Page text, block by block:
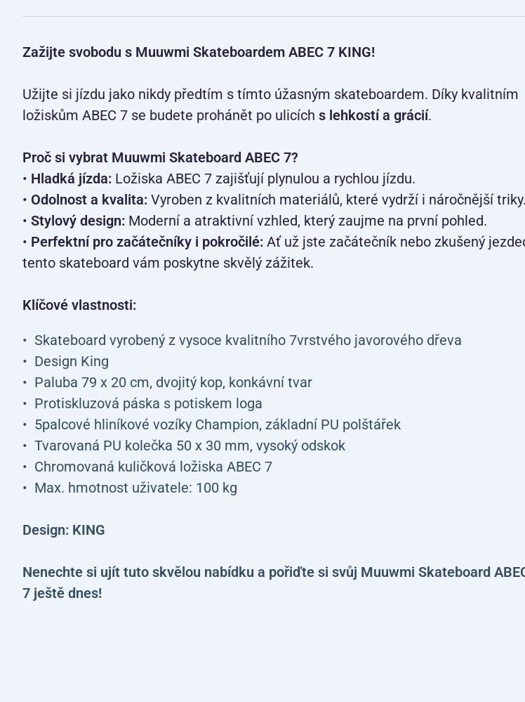
Zažijte svobodu s Muuwmi Skateboardem ABEC 7 KING!
Užijte si jízdu jako nikdy předtím s tímto úžasným skateboardem. Díky kvalitním
ložiskům ABEC 7 se budete prohánět po ulicích s lehkostí a grácií.
Proč si vybrat Muuwmi Skateboard ABEC 7?
• Hladká jízda: Ložiska ABEC 7 zajišťují plynulou a rychlou jízdu.
• Odolnost a kvalita: Vyroben z kvalitních materiálů, které vydrží i náročnější triky.
• Stylový design: Moderní a atraktivní vzhled, který zaujme na první pohled.
• Perfektní pro začátečníky i pokročilé: Ať už jste začátečník nebo zkušený
tento skateboard vám poskytne skvělý zážitek.
Klíčové vlastnosti:
Skateboard vyrobený z vysoce kvalitního 7vrstvého javorového dřeva
Design King
Paluba 79 x 20 cm, dvojitý kop, konkávní tvar
Protiskluzová páska s potiskem loga
5palcové hliníkové vozíky Champion, základní PU polštářek
Tvarovaná PU kolečka 50 x 30 mm, vysoký odskok
Chromovaná kuličková ložiska ABEC 7
Max. hmotnost uživatele: 100 kg
Design: KING
Nenechte si ujít tuto skvělou nabídku a pořiďte si svůj Muuwmi Skateboard
7 ještě dnes!